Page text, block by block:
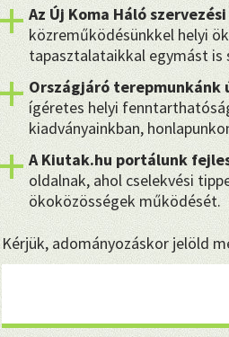
Az Új Koma Háló
közreműködésünkkel helyi
tapasztalataikkal egymást is
Országjáró
ígéretes helyi
kiadványainkban,
A Kiutak.hu portálunk
oldalnak, ahol cselekvési
ökoközösségek működését.
Kérjük, adományozáskor jelöld